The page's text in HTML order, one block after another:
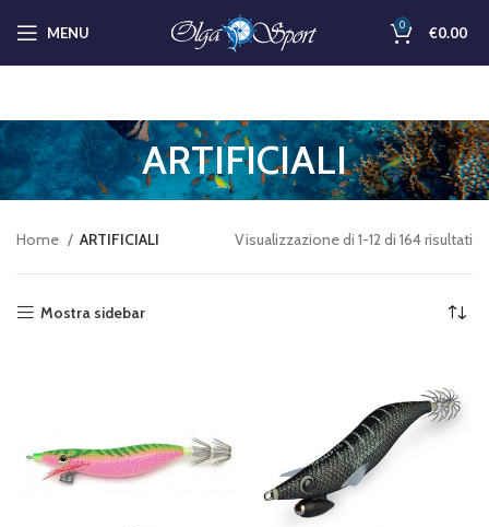
MENU 0 €0.00
ARTIFICIALI
Home ARTIFICIALI Visualizzazione di 1-12 di 164 risultati
Mostra sidebar